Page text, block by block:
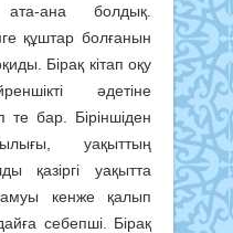
ана болдық.
құштар болғанын
Бірақ кітап оқу
әдетіне
бар. Біріншіден
уақыттың
қазіргі уақытта
кенже қалып
себепші. Бірақ